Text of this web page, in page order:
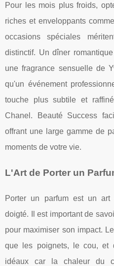
Pour les mois plus froids,
riches et enveloppants
occasions spéciales
distinctif. Un dîner
une fragrance sensuelle de
qu'un événement
touche plus subtile et
Chanel. Beauté Success
offrant une large gamme de
moments de votre vie.
L'Art de Porter un
Porter un parfum est un
doigté. Il est important de
pour maximiser son impact.
que les poignets, le cou, et
idéaux car la chaleur du